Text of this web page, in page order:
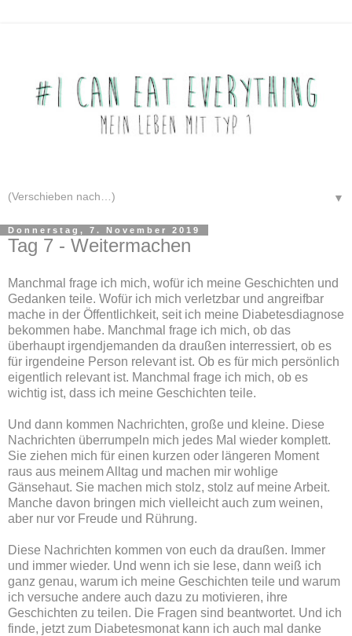
▼
Donnerstag, 7. November 2019
Tag 7 - Weitermachen
Manchmal frage ich mich, wofür ich meine Geschichten und
Gedanken teile. Wofür ich mich verletzbar und angreifbar
mache in der Öffentlichkeit, seit ich meine Diabetesdiagnose
bekommen habe. Manchmal frage ich mich, ob das
überhaupt irgendjemanden da draußen interressiert, ob es
für irgendeine Person relevant ist. Ob es für mich persönlich
eigentlich relevant ist. Manchmal frage ich mich, ob es
wichtig ist, dass ich meine Geschichten teile.
Und dann kommen Nachrichten, große und kleine. Diese
Nachrichten überrumpeln mich jedes Mal wieder komplett.
Sie ziehen mich für einen kurzen oder längeren Moment
raus aus meinem Alltag und machen mir wohlige
Gänsehaut. Sie machen mich stolz, stolz auf meine Arbeit.
Manche davon bringen mich vielleicht auch zum weinen,
aber nur vor Freude und Rührung.
Diese Nachrichten kommen von euch da draußen. Immer
und immer wieder. Und wenn ich sie lese, dann weiß ich
ganz genau, warum ich meine Geschichten teile und warum
ich versuche andere auch dazu zu motivieren, ihre
Geschichten zu teilen. Die Fragen sind beantwortet. Und ich
finde, jetzt zum Diabetesmonat kann ich auch mal danke